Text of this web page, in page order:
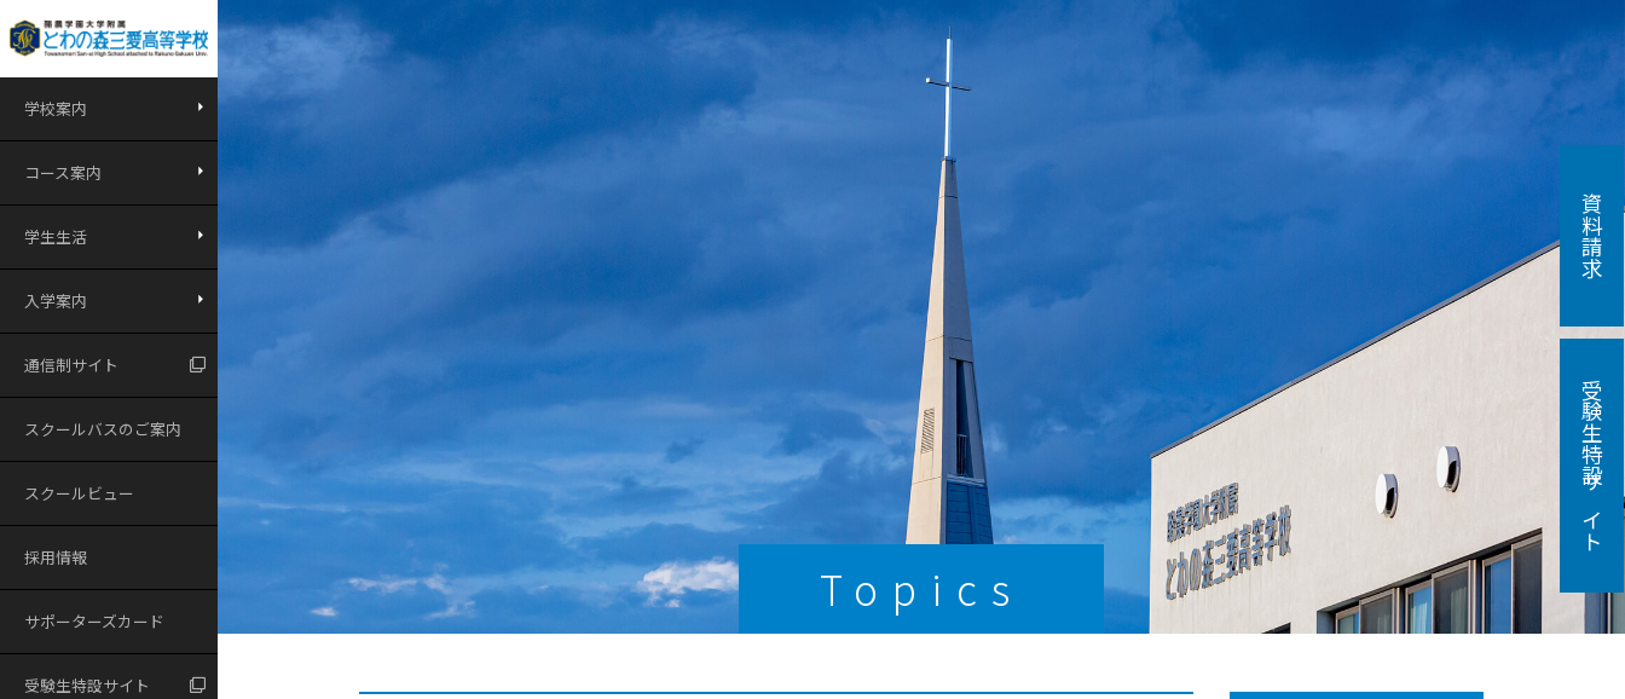
学校案内
コース案内
学生生活
入学案内
通信制サイト
スクールバスのご案内
スクールビュー
採用情報
サポーターズカード
受験生特設サイト
Topics
資料請求
受験生特設サイト